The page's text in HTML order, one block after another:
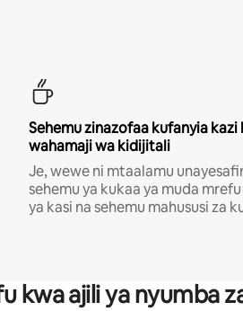
Sehemu zinazofaa kufanyia kazi
wahamaji wa kidijitali
Je, wewe ni mtaalamu
sehemu ya kukaa ya muda
ya kasi na sehemu mahususi za
kwa ajili ya nyumba